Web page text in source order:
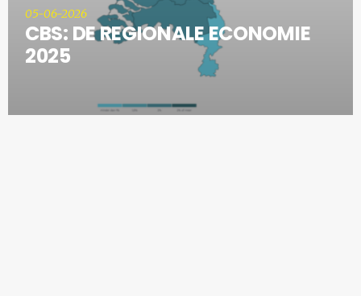
05-06-2026
CBS: DE REGIONALE ECONOMIE
2025